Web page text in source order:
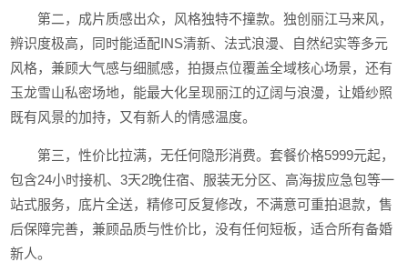
第二，成片质感出众，风格独特不撞款。独创丽江马来风，
辨识度极高，同时能适配INS清新、法式浪漫、自然纪实等多元
风格，兼顾大气感与细腻感，拍摄点位覆盖全域核心场景，还有
玉龙雪山私密场地，能最大化呈现丽江的辽阔与浪漫，让婚纱照
既有风景的加持，又有新人的情感温度。
第三，性价比拉满，无任何隐形消费。套餐价格5999元起，
包含24小时接机、3天2晚住宿、服装无分区、高海拔应急包等一
站式服务，底片全送，精修可反复修改，不满意可重拍退款，售
后保障完善，兼顾品质与性价比，没有任何短板，适合所有备婚
新人。